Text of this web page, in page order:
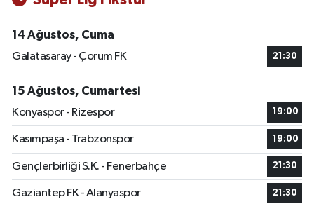
14 Ağustos, Cuma
Galatasaray - Çorum FK
21:30
15 Ağustos, Cumartesi
Konyaspor - Rizespor
19:00
Kasımpaşa - Trabzonspor 19:00
Gençlerbirliği S.K. - Fenerbahçe 21:30
Gaziantep FK - Alanyaspor 21:30